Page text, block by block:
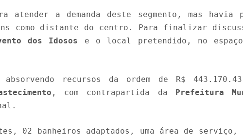
atender a demanda deste segmento, mas havia
como distante do centro. Para finalizar
dos Idosos e o local pretendido, no
recursos da ordem de R$
, com contrapartida da Prefeitura
02 banheiros adaptados, uma área de serviço,